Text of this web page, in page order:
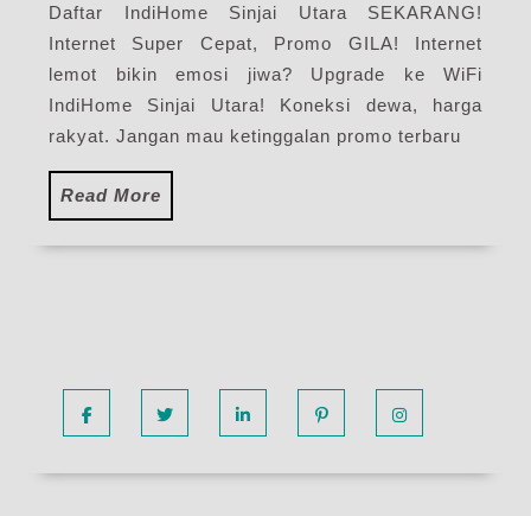
Paket
Pasang
WiFi
IndiHome
Terbaru
Daftar IndiHome Sinjai Utara SEKARANG!
Internet Super Cepat, Promo GILA! Internet
lemot bikin emosi jiwa? Upgrade ke WiFi
IndiHome Sinjai Utara! Koneksi dewa, harga
rakyat. Jangan mau ketinggalan promo terbaru
Read More
More